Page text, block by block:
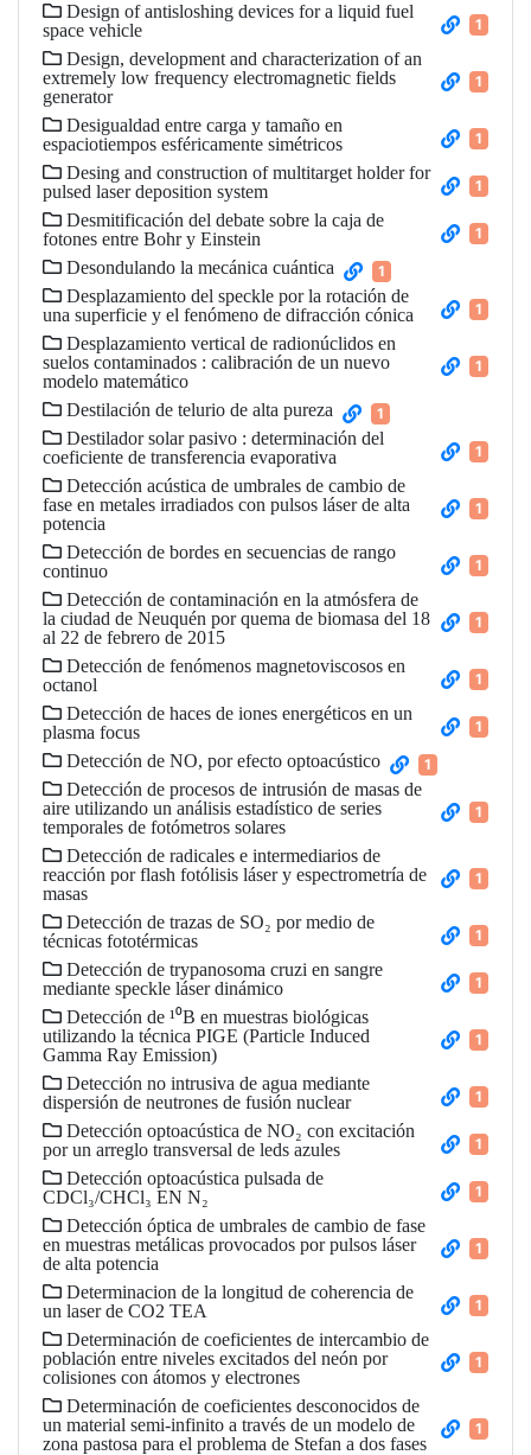
Design of antisloshing devices for a liquid fuel
space vehicle
1
Design, development and characterization of an
extremely low frequency electromagnetic fields
generator
1
Desigualdad entre carga y tamaño en
espaciotiempos esféricamente simétricos
1
Desing and construction of multitarget holder for
pulsed laser deposition system
1
Desmitificación del debate sobre la caja de
fotones entre Bohr y Einstein
1
Desondulando la mecánica cuántica 1
Desplazamiento del speckle por la rotación de
una superficie y el fenómeno de difracción cónica
1
Desplazamiento vertical de radionúclidos en
suelos contaminados : calibración de un nuevo
modelo matemático
1
Destilación de telurio de alta pureza 1
Destilador solar pasivo : determinación del
coeficiente de transferencia evaporativa
1
Detección acústica de umbrales de cambio de
fase en metales irradiados con pulsos láser de alta
potencia
1
Detección de bordes en secuencias de rango
continuo
1
Detección de contaminación en la atmósfera de
la ciudad de Neuquén por quema de biomasa del 18
al 22 de febrero de 2015
1
Detección de fenómenos magnetoviscosos en
octanol
1
Detección de haces de iones energéticos en un
plasma focus
1
Detección de NO, por efecto optoacústico 1
Detección de procesos de intrusión de masas de
aire utilizando un análisis estadístico de series
temporales de fotómetros solares
1
Detección de radicales e intermediarios de
reacción por flash fotólisis láser y espectrometría de
masas
1
Detección de trazas de SO₂ por medio de
técnicas fototérmicas
1
Detección de trypanosoma cruzi en sangre
mediante speckle láser dinámico
1
Detección de ¹⁰B en muestras biológicas
utilizando la técnica PIGE (Particle Induced
Gamma Ray Emission)
1
Detección no intrusiva de agua mediante
dispersión de neutrones de fusión nuclear
1
Detección optoacústica de NO₂ con excitación
por un arreglo transversal de leds azules
1
Detección optoacústica pulsada de
CDCl₃/CHCl₃ EN N₂
1
Detección óptica de umbrales de cambio de fase
en muestras metálicas provocados por pulsos láser
de alta potencia
1
Determinacion de la longitud de coherencia de
un laser de CO2 TEA
1
Determinación de coeficientes de intercambio de
población entre niveles excitados del neón por
colisiones con átomos y electrones
1
Determinación de coeficientes desconocidos de
un material semi-infinito a través de un modelo de
zona pastosa para el problema de Stefan a dos fases
1